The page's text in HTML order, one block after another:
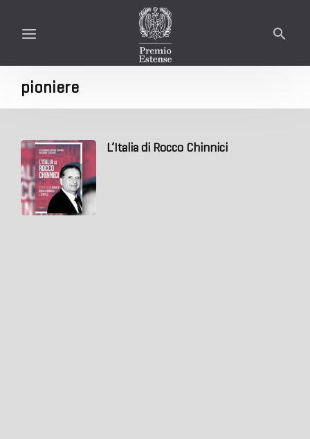
pioniere
L’Italia di Rocco Chinnici